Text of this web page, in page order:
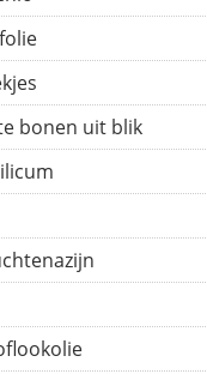
bonen uit blik